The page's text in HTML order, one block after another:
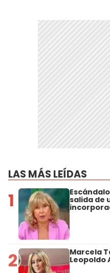
LAS MÁS LEÍDAS
1 salida de
2 Marcela
Leopoldo